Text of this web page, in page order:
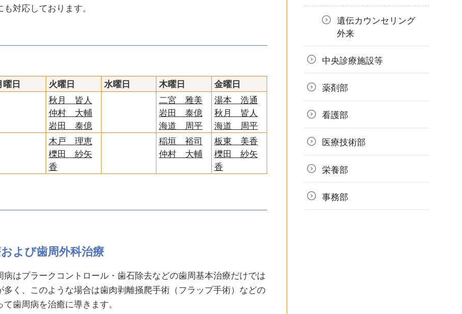
対応しております。
曜日 火曜日 水曜日 木曜日 金曜日
秋月 皆人
仲村 大輔
岩田 泰億
二宮 雅美
岩田 泰億
海道 周平
湯本 浩通
秋月 皆人
海道 周平
木戸 理恵
櫟田 紗矢
香
稲垣 裕司
仲村 大輔
板東 美香
櫟田 紗矢
香
よび歯周外科治療
はプラークコントロール・歯石除去などの歯周基本治療だけでは
多く、このような場合は歯肉剥離掻爬手術（フラップ手術）などの
歯周病を治癒に導きます。
遺伝カウンセリング
外来
中央診療施設等
薬剤部
看護部
医療技術部
栄養部
事務部